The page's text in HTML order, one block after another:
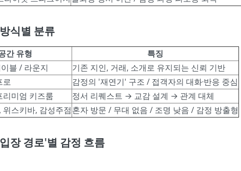
식별 분류
간 유형
특징
블 / 라운지
기존 지인, 거래, 소개로 유지되는 신뢰 기반
로
감정의 '재연기' 구조 / 접객자의 대화·반응 중심
리미엄 키즈룸
정서 리퀘스트 → 교감 설계 → 관계 대체
위스키바, 감성주점혼자 방문 / 무대 없음 / 조명 낮음 / 감정 방출형
장 경로'별 감정 흐름